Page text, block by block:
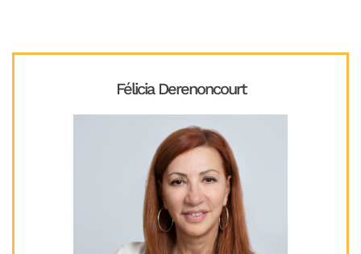
Félicia Derenoncourt